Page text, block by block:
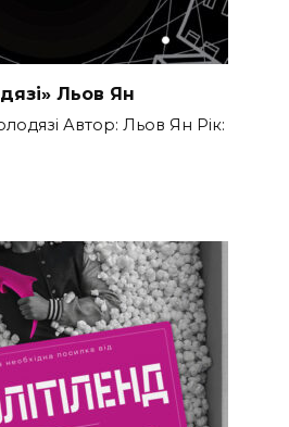
Льов Ян
Автор: Льов Ян Рік: